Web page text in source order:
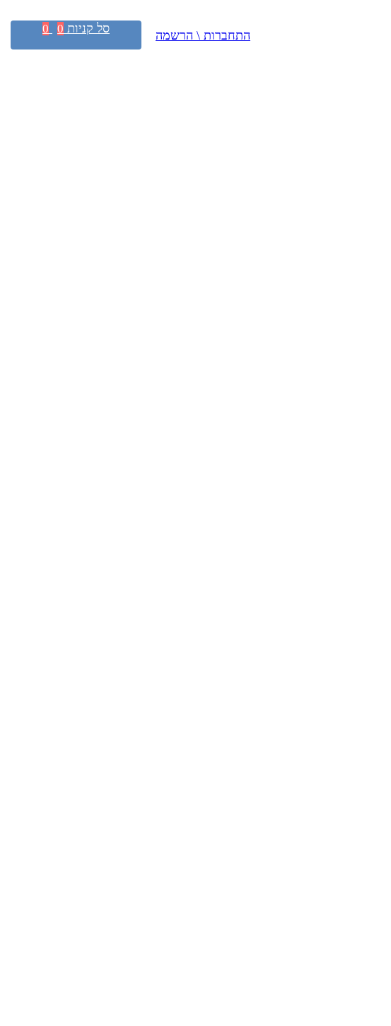
התחברות \ הרשמה סל קניות 0
0